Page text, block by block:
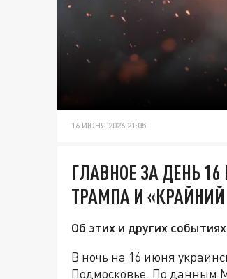
16 ИЮНЯ 2026 21:05
ГЛАВНОЕ ЗА ДЕНЬ
ТРАМПА И «КРАЙНИЙ
Об этих и других
В ночь на 16 июня
Подмосковье. По данным